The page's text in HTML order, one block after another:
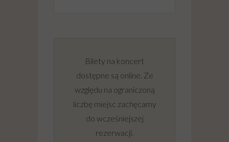
Bilety na koncert
dostępne są online. Ze
względu na ograniczoną
liczbę miejsc zachęcamy
do wcześniejszej
rezerwacji.